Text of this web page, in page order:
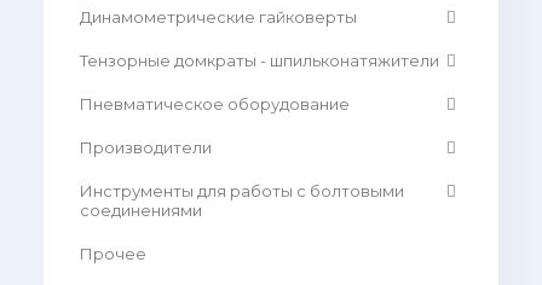
Динамометрические гайковерты
Тензорные домкраты - шпильконатяжители
Пневматическое оборудование
Производители
Инструменты для работы с болтовыми
соединениями
Прочее